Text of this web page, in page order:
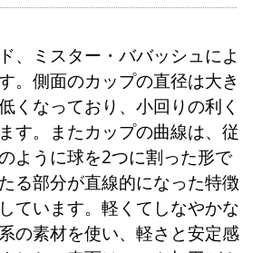
、ミスター・ババッシュによ
。側面のカップの直径は大き
くなっており、小回りの利く
す。またカップの曲線は、従
ように球を2つに割った形で
る部分が直線的になった特徴
ています。軽くてしなやかな
の素材を使い、軽さと安定感